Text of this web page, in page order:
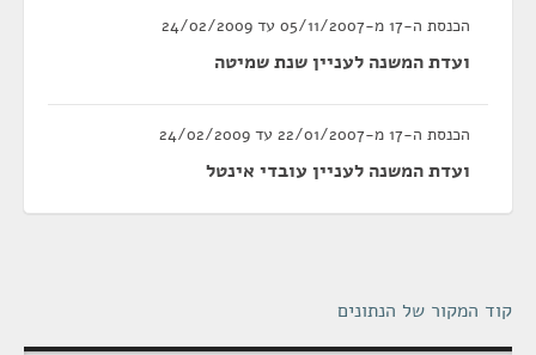
הכנסת ה-17 מ-05/11/2007 עד 24/02/2009
ועדת המשנה לעניין שנת שמיטה
הכנסת ה-17 מ-22/01/2007 עד 24/02/2009
ועדת המשנה לעניין עובדי אינטל
קוד המקור של הנתונים